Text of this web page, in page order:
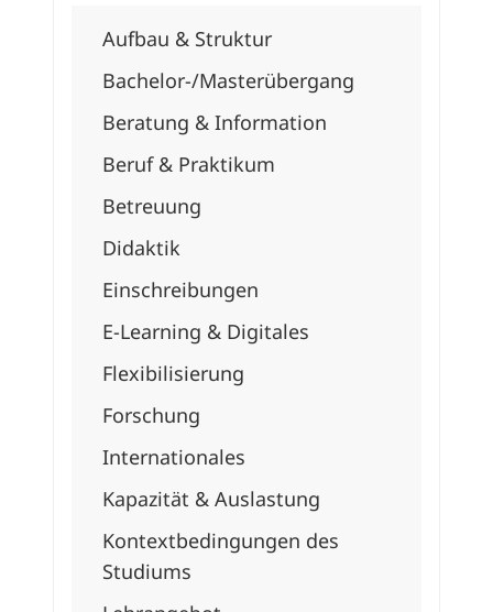
Aufbau & Struktur
Bachelor-/Masterübergang
Beratung & Information
Beruf & Praktikum
Betreuung
Didaktik
Einschreibungen
E-Learning & Digitales
Flexibilisierung
Forschung
Internationales
Kapazität & Auslastung
Kontextbedingungen des
Studiums